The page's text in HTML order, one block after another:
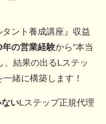
タント養成講座』収益
年の営業経験から”本当
、結果の出るLステッ
緒に構築します！
いLステップ正規代理